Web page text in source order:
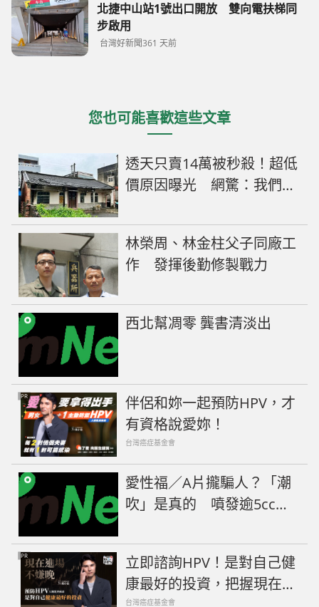
北捷中山站1號出口開放 雙向電扶梯同
步啟用
台灣好新聞361 天前
您也可能喜歡這些文章
透天只賣14萬被秒殺！超低
價原因曝光 網驚：我們都
林榮周、林金柱父子同廠工
作 發揮後勤修製戰力
西北幫凋零 龔書清淡出
PR
伴侶和妳一起預防HPV，才
有資格說愛妳！
台灣癌症基金會
愛性福／A片攏騙人？「潮
吹」是真的 噴發逾5cc多
PR
立即諮詢HPV！是對自己健
康最好的投資，把握現在不
台灣癌症基金會